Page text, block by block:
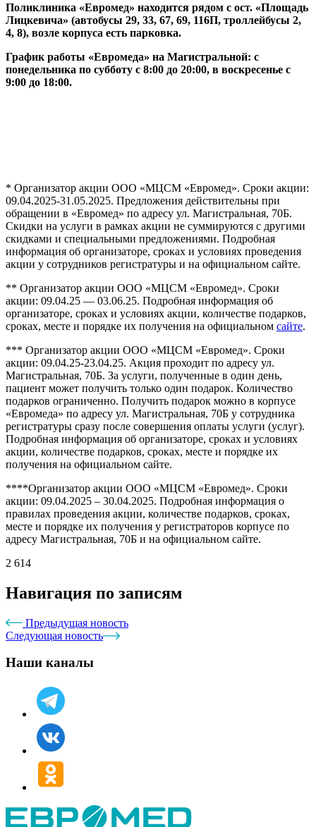
Поликлиника «Евромед» находится рядом с ост. «Площадь
Лицкевича» (автобусы 29, 33, 67, 69, 116П, троллейбусы 2,
4, 8), возле корпуса есть парковка.
График работы «Евромеда» на Магистральной: с
понедельника по субботу с 8:00 до 20:00, в воскресенье с
9:00 до 18:00.
* Организатор акции ООО «МЦСМ «Евромед». Сроки акции:
09.04.2025-31.05.2025. Предложения действительны при
обращении в «Евромед» по адресу ул. Магистральная, 70Б.
Скидки на услуги в рамках акции не суммируются с другими
скидками и специальными предложениями. Подробная
информация об организаторе, сроках и условиях проведения
акции у сотрудников регистратуры и на официальном сайте.
** Организатор акции ООО «МЦСМ «Евромед». Сроки
акции: 09.04.25 — 03.06.25. Подробная информация об
организаторе, сроках и условиях акции, количестве подарков,
сроках, месте и порядке их получения на официальном сайте.
*** Организатор акции ООО «МЦСМ «Евромед». Сроки
акции: 09.04.25-23.04.25. Акция проходит по адресу ул.
Магистральная, 70Б. За услуги, полученные в один день,
пациент может получить только один подарок. Количество
подарков ограниченно. Получить подарок можно в корпусе
«Евромеда» по адресу ул. Магистральная, 70Б у сотрудника
регистратуры сразу после совершения оплаты услуги (услуг).
Подробная информация об организаторе, сроках и условиях
акции, количестве подарков, сроках, месте и порядке их
получения на официальном сайте.
****Организатор акции ООО «МЦСМ «Евромед». Сроки
акции: 09.04.2025 – 30.04.2025. Подробная информация о
правилах проведения акции, количестве подарков, сроках,
месте и порядке их получения у регистраторов корпусе по
адресу Магистральная, 70Б и на официальном сайте.
2 614
Навигация по записям
Предыдущая новость
Следующая новость
Наши каналы